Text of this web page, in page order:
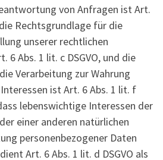
von Anfragen ist Art.
die Rechtsgrundlage für die
unserer rechtlichen
6 Abs. 1 lit. c DSGVO, und die
Verarbeitung zur Wahrung
ist Art. 6 Abs. 1 lit. f
lebenswichtige Interessen der
einer anderen natürlichen
personenbezogener Daten
Art. 6 Abs. 1 lit. d DSGVO als